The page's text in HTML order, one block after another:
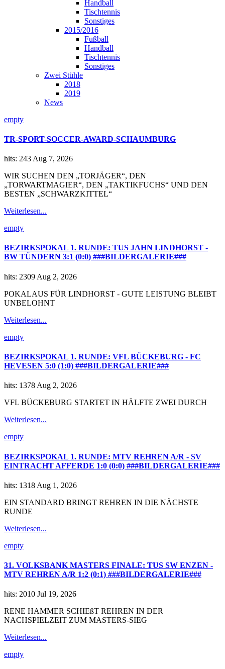
Handball
Tischtennis
Sonstiges
2015/2016
Fußball
Handball
Tischtennis
Sonstiges
Zwei Stühle
2018
2019
News
empty
TR-SPORT-SOCCER-AWARD-SCHAUMBURG
hits: 243 Aug 7, 2026
WIR SUCHEN DEN „TORJÄGER“, DEN
„TORWARTMAGIER“, DEN „TAKTIKFUCHS“ UND DEN
BESTEN „SCHWARZKITTEL“
Weiterlesen...
empty
BEZIRKSPOKAL 1. RUNDE: TUS JAHN LINDHORST -
BW TÜNDERN 3:1 (0:0) ###BILDERGALERIE###
hits: 2309 Aug 2, 2026
POKALAUS FÜR LINDHORST - GUTE LEISTUNG BLEIBT
UNBELOHNT
Weiterlesen...
empty
BEZIRKSPOKAL 1. RUNDE: VFL BÜCKEBURG - FC
HEVESEN 5:0 (1:0) ###BILDERGALERIE###
hits: 1378 Aug 2, 2026
VFL BÜCKEBURG STARTET IN HÄLFTE ZWEI DURCH
Weiterlesen...
empty
BEZIRKSPOKAL 1. RUNDE: MTV REHREN A/R - SV
EINTRACHT AFFERDE 1:0 (0:0) ###BILDERGALERIE###
hits: 1318 Aug 1, 2026
EIN STANDARD BRINGT REHREN IN DIE NÄCHSTE
RUNDE
Weiterlesen...
empty
31. VOLKSBANK MASTERS FINALE: TUS SW ENZEN -
MTV REHREN A/R 1:2 (0:1) ###BILDERGALERIE###
hits: 2010 Jul 19, 2026
RENE HAMMER SCHIEßT REHREN IN DER
NACHSPIELZEIT ZUM MASTERS-SIEG
Weiterlesen...
empty